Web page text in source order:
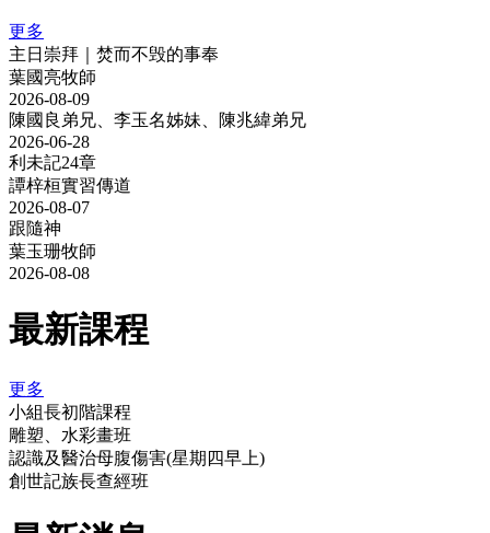
更多
主日崇拜｜焚而不毁的事奉
葉國亮牧師
2026-08-09
陳國良弟兄、李玉名姊妹、陳兆緯弟兄
2026-06-28
利未記24章
譚梓桓實習傳道
2026-08-07
跟隨神
葉玉珊牧師
2026-08-08
最新課程
更多
小組長初階課程
雕塑、水彩畫班
認識及醫治母腹傷害(星期四早上)
創世記族長查經班